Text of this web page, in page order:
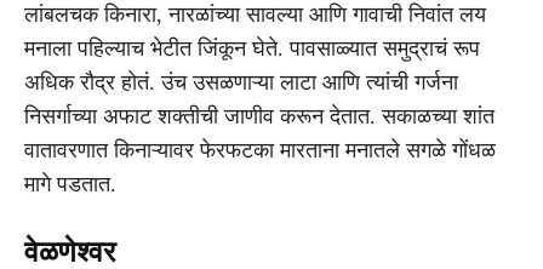
लांबलचक किनारा, नारळांच्या सावल्या आणि गावाची निवांत लय
मनाला पहिल्याच भेटीत जिंकून घेते. पावसाळ्यात समुद्राचं रूप
अधिक रौद्र होतं. उंच उसळणाऱ्या लाटा आणि त्यांची गर्जना
निसर्गाच्या अफाट शक्तीची जाणीव करून देतात. सकाळच्या शांत
वातावरणात किनाऱ्यावर फेरफटका मारताना मनातले सगळे गोंधळ
मागे पडतात.
वेळणेश्वर